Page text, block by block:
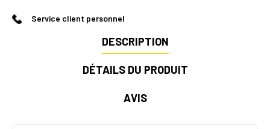
Service client personnel
DESCRIPTION
DÉTAILS DU PRODUIT
AVIS